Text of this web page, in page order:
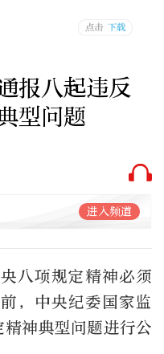
报八起违反
型问题
进入频道
八项规定精神必须
，中央纪委国家监
神典型问题进行公